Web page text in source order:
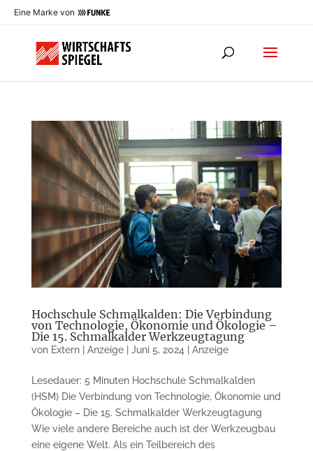
Eine Marke von
Hochschule Schmalkalden: Die Verbindung
von Technologie, Ökonomie und Ökologie –
Die 15. Schmalkalder Werkzeugtagung
von Extern | Anzeige| Juni 5, 2024 Anzeige
Lesedauer: 5 Minuten Hochschule Schmalkalden
(HSM) Die Verbindung von Technologie, Ökonomie und
Ökologie – Die 15. Schmalkalder Werkzeugtagung
Wie viele andere Bereiche auch ist der Werkzeugbau
eine eigene Welt. Als ein Teilbereich des